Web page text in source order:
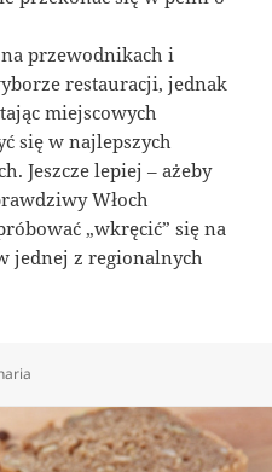
przewodnikach i
restauracji, jednak
miejscowych
się w najlepszych
Jeszcze lepiej – ażeby
Włoch
„wkręcić” się na
jednej z regionalnych